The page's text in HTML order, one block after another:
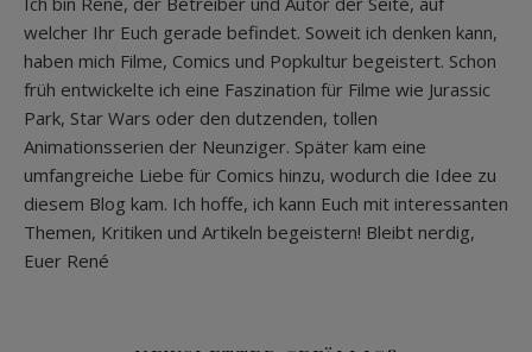
welcher Ihr Euch gerade befindet. Soweit ich denken kann,
haben mich Filme, Comics und Popkultur begeistert. Schon
früh entwickelte ich eine Faszination für Filme wie Jurassic
Park, Star Wars oder den dutzenden, tollen
Animationsserien der Neunziger. Später kam eine
umfangreiche Liebe für Comics hinzu, wodurch die Idee zu
diesem Blog kam. Ich hoffe, ich kann Euch mit interessanten
Themen, Kritiken und Artikeln begeistern! Bleibt nerdig,
Euer René